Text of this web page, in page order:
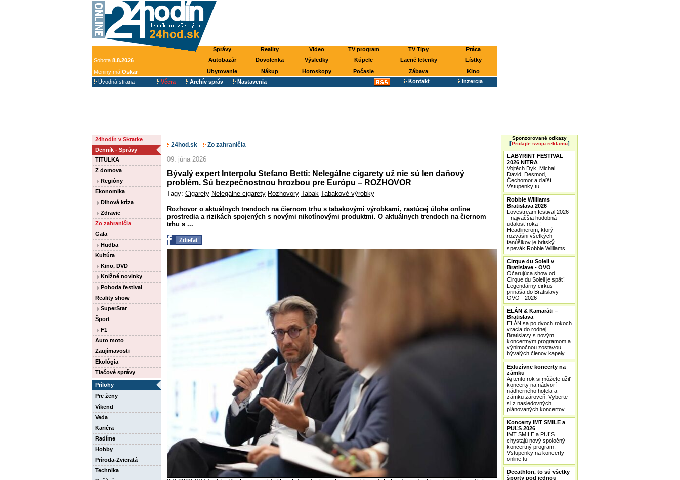
Správy Reality Video TV program TV Tipy
Práca
Sobota 8.8.2026 Autobazár Dovolenka Výsledky Kúpele Lacné letenky
Lístky
Meniny má Oskar Ubytovanie Nákup Horoskopy Počasie Zábava
Kino
Úvodná strana
Včera Archív správ Nastavenia Kontakt Inzercia
24hodín v Skratke
Denník - Správy
TITULKA
Z domova
Regióny
Ekonomika
Dlhová kríza
Zdravie
Zo zahraničia
Gala
Hudba
Kultúra
Kino, DVD
Knižné novinky
Pohoda festival
Reality show
SuperStar
Šport
F1
Auto moto
Zaujímavosti
Ekológia
Tlačové správy
Prílohy
Pre ženy
Víkend
Veda
Kariéra
Radíme
Hobby
Príroda-Zvieratá
Technika
24hod.sk Zo zahraničia
09. júna 2026
Bývalý expert Interpolu Stefano Betti: Nelegálne cigarety už nie sú len daňový
problém. Sú bezpečnostnou hrozbou pre Európu – ROZHOVOR
Tagy: Cigarety Nelegálne cigarety Rozhovory Tabak Tabakové výrobky
Rozhovor o aktuálnych trendoch na čiernom trhu s tabakovými výrobkami, rastúcej úlohe online
prostredia a rizikách spojených s novými nikotínovými produktmi. O aktuálnych trendoch na čiernom
trhu s ...
Zdieľať
Sponzorované odkazy
[Pridajte svoju reklamu]
LABYRINT FESTIVAL
2026 NITRA
Vojtěch Dyk, Michal
David, Desmod,
Čechomor a ďaľší.
Vstupenky tu
Robbie Williams
Bratislava 2026
Lovestream festival 2026
- najväčšia hudobná
udalosť roka !
Headlinerom, ktorý
rozvášni všetkých
fanúšikov je britský
spevák Robbie Williams
Cirque du Soleil v
Bratislave - OVO
Očarujúca show od
Cirque du Soleil je späť!
Legendárny cirkus
prináša do Bratislavy
OVO - 2026
ELÁN & Kamaráti –
Bratislava
ELÁN sa po dvoch rokoch
vracia do rodnej
Bratislavy s novým
koncertným programom a
výnimočnou zostavou
bývalých členov kapely.
Exluzívne koncerty na
zámku
Aj tento rok si môžete užiť
koncerty na nádvorí
nádherného hotela a
zámku zároveň. Vyberte
si z nasledovných
plánovaných koncertov.
Koncerty IMT SMILE a
PUĽS 2026
IMT SMILE a PUĽS
chystajú nový spoločný
koncertný program.
Vstupenky na koncerty
online tu
Decathlon, to sú všetky
športy pod jednou